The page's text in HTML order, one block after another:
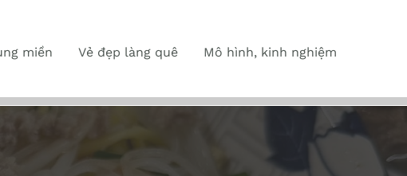
miền Vẻ đẹp làng quê Mô hình, kinh nghiệm